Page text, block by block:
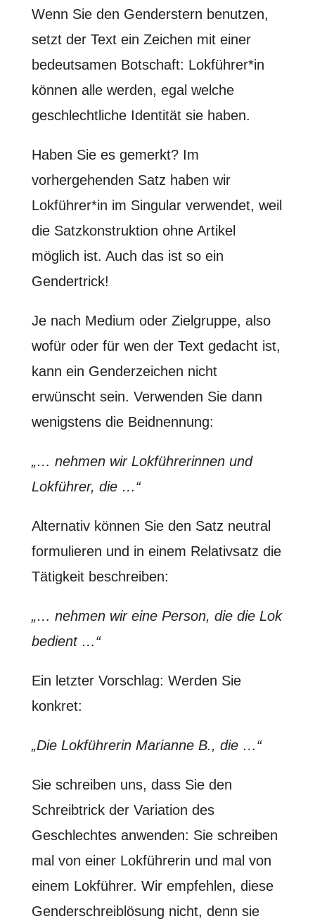
Wenn Sie den Genderstern benutzen,
setzt der Text ein Zeichen mit einer
bedeutsamen Botschaft: Lokführer*in
können alle werden, egal welche
geschlechtliche Identität sie haben.
Haben Sie es gemerkt? Im
vorhergehenden Satz haben wir
Lokführer*in im Singular verwendet, weil
die Satzkonstruktion ohne Artikel
möglich ist. Auch das ist so ein
Gendertrick!
Je nach Medium oder Zielgruppe, also
wofür oder für wen der Text gedacht ist,
kann ein Genderzeichen nicht
erwünscht sein. Verwenden Sie dann
wenigstens die Beidnennung:
„… nehmen wir Lokführerinnen und
Lokführer, die …“
Alternativ können Sie den Satz neutral
formulieren und in einem Relativsatz die
Tätigkeit beschreiben:
„… nehmen wir eine Person, die die Lok
bedient …“
Ein letzter Vorschlag: Werden Sie
konkret:
„Die Lokführerin Marianne B., die …“
Sie schreiben uns, dass Sie den
Schreibtrick der Variation des
Geschlechtes anwenden: Sie schreiben
mal von einer Lokführerin und mal von
einem Lokführer. Wir empfehlen, diese
Genderschreiblösung nicht, denn sie